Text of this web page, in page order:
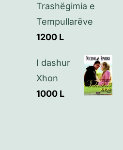
Trashëgimia e
Tempullarëve
1200 L
I dashur
Xhon
1000 L